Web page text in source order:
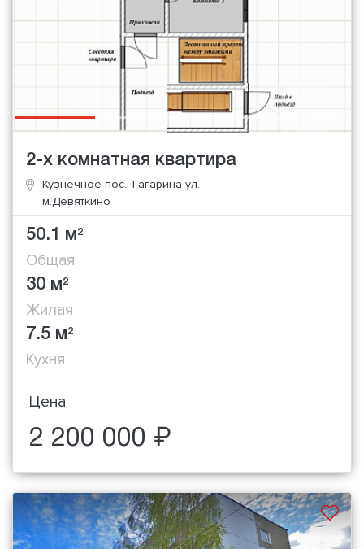
2-х комнатная квартира
Кузнечное пос., Гагарина ул.
м.Девяткино
50.1 м2
Общая
30 м2
Жилая
7.5 м2
Кухня
Цена
2 200 000 ₽